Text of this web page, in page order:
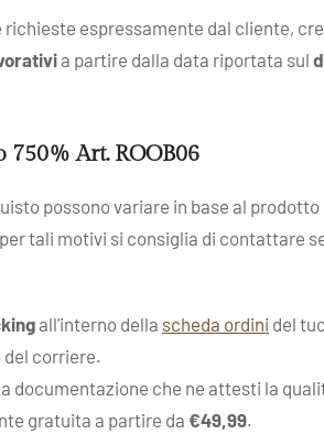
espressamente dal cliente,
a partire dalla data riportata sul
Art. ROOB06
possono variare in base al
tali motivi si consiglia di contattare
all'interno della scheda ordini del
del corriere.
che ne attesti la
gratuita a partire da €49,99.